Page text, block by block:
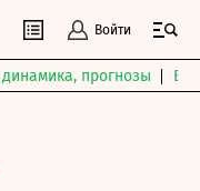
Войти
прогнозы